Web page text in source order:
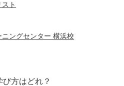
ト
ングセンター 横浜校
方はどれ？